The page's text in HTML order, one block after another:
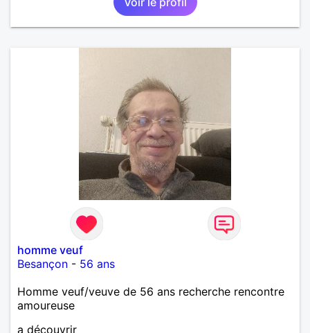
homme veuf
Besançon - 56 ans
Homme veuf/veuve de 56 ans recherche rencontre
amoureuse
a découvrir